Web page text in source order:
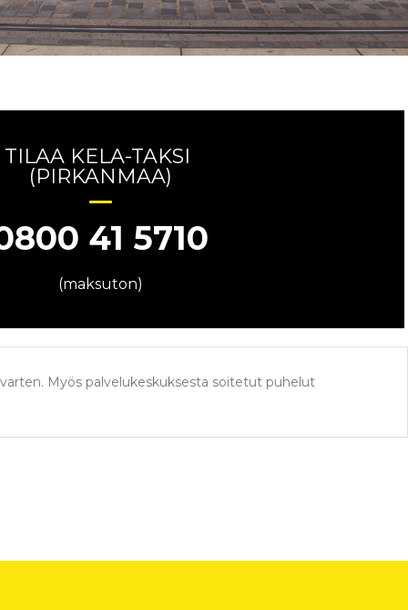
TILAA KELA-TAKSI
(PIRKANMAA)
41 5710
(maksuton)
Myös palvelukeskuksesta soitetut puhelut